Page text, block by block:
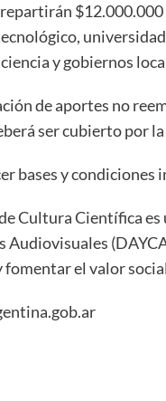
y gobiernos
de aportes no
ser cubierto por
bases y condiciones
Cultura Científica
Audiovisuales
el valor